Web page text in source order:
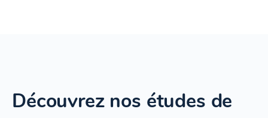
Découvrez nos études de